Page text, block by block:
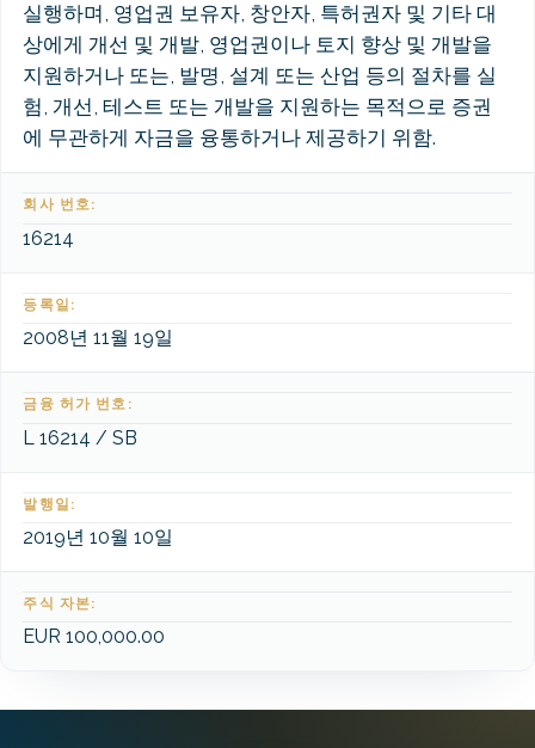
실행하며, 영업권 보유자, 창안자, 특허권자 및 기타 대
상에게 개선 및 개발, 영업권이나 토지 향상 및 개발을
지원하거나 또는, 발명, 설계 또는 산업 등의 절차를 실
험, 개선, 테스트 또는 개발을 지원하는 목적으로 증권
에 무관하게 자금을 융통하거나 제공하기 위함.
회사 번호:
16214
등록일:
2008년 11월 19일
금융 허가 번호:
L 16214 / SB
발행일:
2019년 10월 10일
주식 자본:
EUR 100,000.00